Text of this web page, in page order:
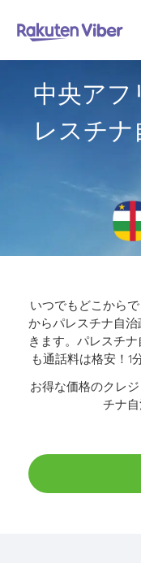
中央アフ
レスチ
いつでもどこから
からパレスチナ自
きます。 パレスチ
も通話料は格安！1
お得な価格のクレ
チナ